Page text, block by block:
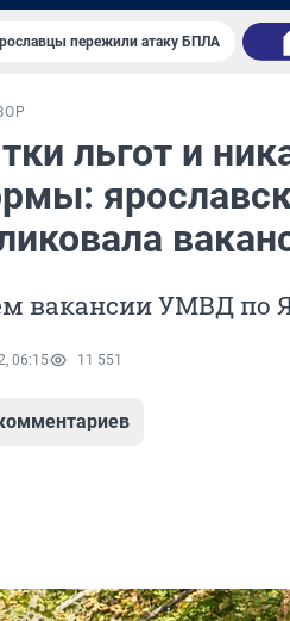
пережили атаку БПЛА
льгот и
вакансии УМВД по
06:15 11 551